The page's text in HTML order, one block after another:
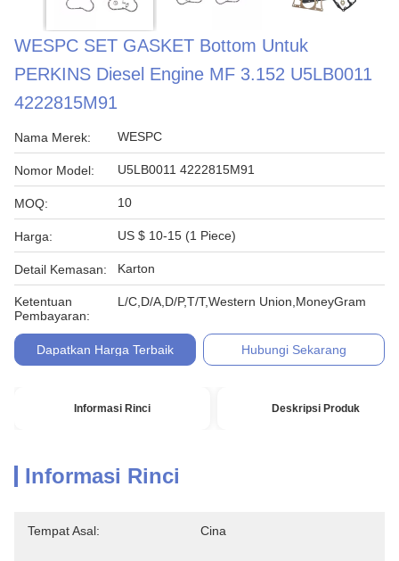
WESPC SET GASKET Bottom Untuk
PERKINS Diesel Engine MF 3.152 U5LB0011
4222815M91
Nama Merek: WESPC
Nomor Model: U5LB0011 4222815M91
MOQ: 10
Harga: US $ 10-15 (1 Piece)
Detail Kemasan: Karton
Ketentuan
Pembayaran:
L/C,D/A,D/P,T/T,Western Union,MoneyGram
Dapatkan Harga Terbaik Hubungi Sekarang
Informasi Rinci Deskripsi Produk
Informasi Rinci
Tempat Asal: Cina